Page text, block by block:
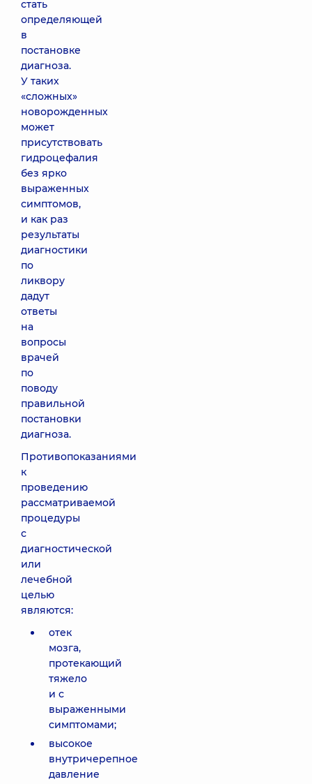
стать
определяющей
в
постановке
диагноза.
У таких
«сложных»
новорожденных
может
присутствовать
гидроцефалия
без ярко
выраженных
симптомов,
и как раз
результаты
диагностики
по
ликвору
дадут
ответы
на
вопросы
врачей
по
поводу
правильной
постановки
диагноза.
Противопоказаниями
к
проведению
рассматриваемой
процедуры
с
диагностической
или
лечебной
целью
являются:
отек
мозга,
протекающий
тяжело
и с
выраженными
симптомами;
высокое
внутричерепное
давление